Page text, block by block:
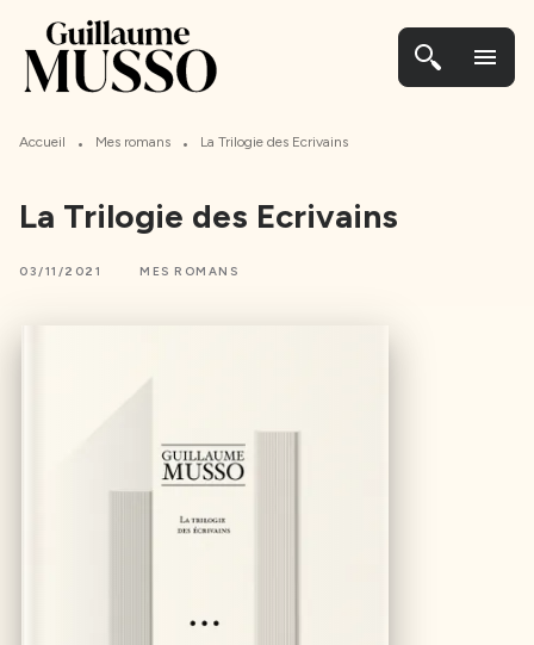
MENU CONTENU PIED DE PAGE
menu
Accueil • Mes romans • La Trilogie des Ecrivains
La Trilogie des Ecrivains
03/11/2021 MES ROMANS